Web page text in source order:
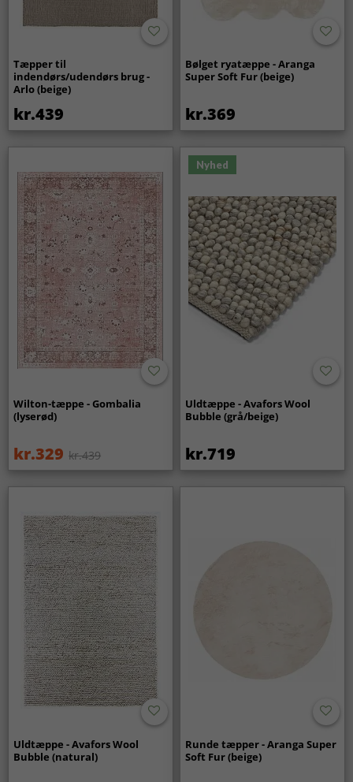
Tæpper til
indendørs/udendørs brug -
Arlo (beige)
kr.439
Bølget ryatæppe - Aranga
Super Soft Fur (beige)
kr.369
Wilton-tæppe - Gombalia
(lyserød)
kr.329 kr.439
Nyhed
Uldtæppe - Avafors Wool
Bubble (grå/beige)
kr.719
Uldtæppe - Avafors Wool
Bubble (natural)
Runde tæpper - Aranga Super
Soft Fur (beige)